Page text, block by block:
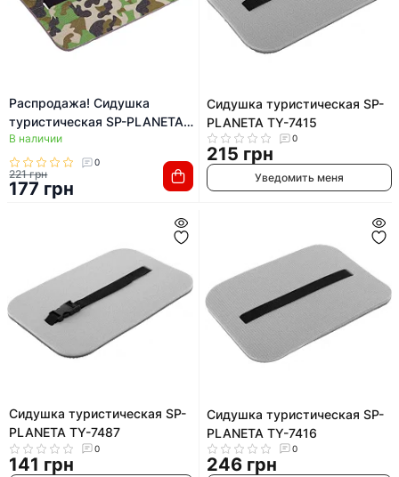
Распродажа! Сидушка
туристическая SP-PLANETA
TY-3263
В наличии
0
221 грн
177 грн
Сидушка туристическая SP-
PLANETA TY-7415
0
215 грн
Уведомить меня
Сидушка туристическая SP-
PLANETA TY-7487
0
141 грн
Сидушка туристическая SP-
PLANETA TY-7416
0
246 грн